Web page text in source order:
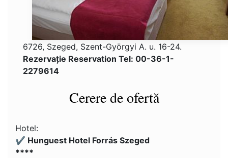
6726, Szeged, Szent-Györgyi A. u. 16-24.
Rezervaţie Reservation Tel: 00-36-1-
2279614
Cerere de ofertă
Hotel:
✔️ Hunguest Hotel Forrás Szeged
****